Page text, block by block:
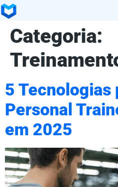
Categoria:
5 Tecnologias
Personal
em 2025